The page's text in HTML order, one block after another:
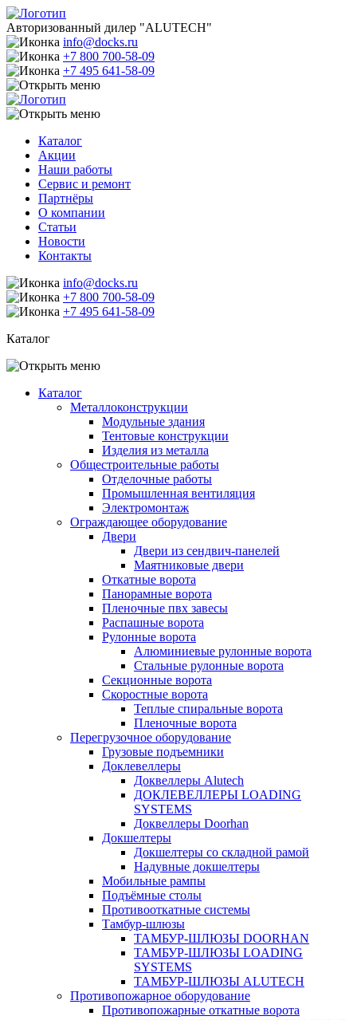
Авторизованный дилер "ALUTECH"
info@docks.ru
+7 800 700-58-09
+7 495 641-58-09
Каталог
Акции
Наши работы
Сервис и ремонт
Партнёры
О компании
Статьи
Новости
Контакты
info@docks.ru
+7 800 700-58-09
+7 495 641-58-09
Каталог
Каталог
Металлоконструкции
Модульные здания
Тентовые конструкции
Изделия из металла
Общестроительные работы
Отделочные работы
Промышленная вентиляция
Электромонтаж
Ограждающее оборудование
Двери
Двери из сендвич-панелей
Маятниковые двери
Откатные ворота
Панорамные ворота
Пленочные пвх завесы
Распашные ворота
Рулонные ворота
Алюминиевые рулонные ворота
Стальные рулонные ворота
Секционные ворота
Скоростные ворота
Теплые спиральные ворота
Пленочные ворота
Перегрузочное оборудование
Грузовые подъемники
Доклевеллеры
Доквеллеры Alutech
ДОКЛЕВЕЛЛЕРЫ LOADING
SYSTEMS
Доквеллеры Doorhan
Докшелтеры
Докшелтеры со складной рамой
Надувные докшелтеры
Мобильные рампы
Подъёмные столы
Противооткатные системы
Тамбур-шлюзы
ТАМБУР-ШЛЮЗЫ DOORHAN
ТАМБУР-ШЛЮЗЫ LOADING
SYSTEMS
ТАМБУР-ШЛЮЗЫ ALUTECH
Противопожарное оборудование
Противопожарные откатные ворота